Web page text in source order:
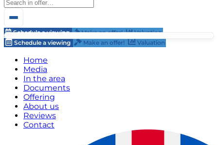
Schedule a viewing Make an offer!
Valuation
Schedule a viewing
Make an offer! Valuation
Home
Media
In the area
Documents
Offering
About us
Reviews
Contact